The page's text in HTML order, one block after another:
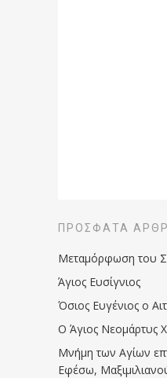
ΠΡΌΣΦΑΤΑ
Μεταμόρφωση του
Άγιος Ευσίγνιος
Όσιος Ευγένιος ο
Ο Άγιος Νεομάρτυς
Μνήμη των Aγίων
Eφέσω,